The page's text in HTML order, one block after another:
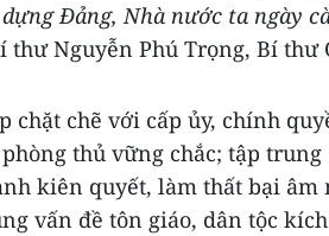
Đảng, Nhà nước ta ngày
thư Nguyễn Phú Trọng, Bí
chặt chẽ với cấp ủy, chính
thủ vững chắc; tập
kiên quyết, làm thất bại âm
vấn đề tôn giáo, dân tộc